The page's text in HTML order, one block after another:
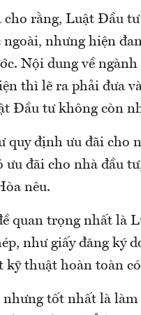
cho rằng, Luật Đầu
nhưng hiện
Nội dung về
thì lẽ ra phải đưa
Đầu tư không còn
quy định ưu đãi cho
ưu đãi cho nhà đầu
nêu.
quan trọng nhất là
như giấy đăng ký
kỹ thuật hoàn toàn
tốt nhất là